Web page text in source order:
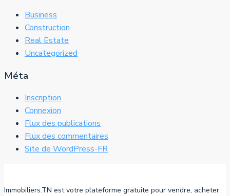
Business
Construction
Real Estate
Uncategorized
Méta
Inscription
Connexion
Flux des publications
Flux des commentaires
Site de WordPress-FR
Immobiliers.TN est votre plateforme gratuite pour vendre, acheter